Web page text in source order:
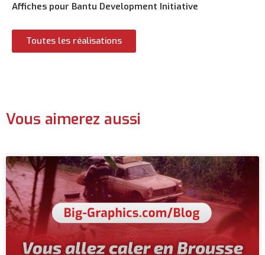
Affiches pour Bantu Development Initiative
Toutes les réalisations
Vous aimerez aussi